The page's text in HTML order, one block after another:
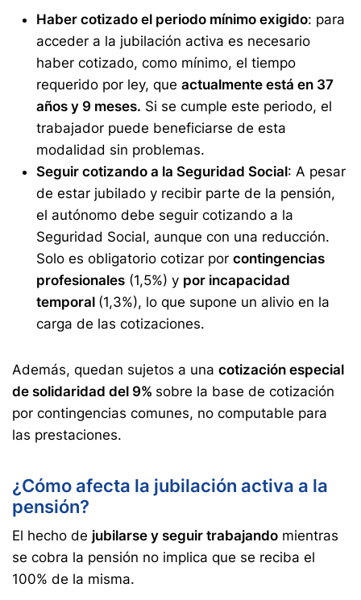
Haber cotizado el periodo mínimo exigido: para
acceder a la jubilación activa es necesario
haber cotizado, como mínimo, el tiempo
requerido por ley, que actualmente está en 37
años y 9 meses. Si se cumple este periodo, el
trabajador puede beneficiarse de esta
modalidad sin problemas.
Seguir cotizando a la Seguridad Social: A pesar
de estar jubilado y recibir parte de la pensión,
el autónomo debe seguir cotizando a la
Seguridad Social, aunque con una reducción.
Solo es obligatorio cotizar por contingencias
profesionales (1,5%) y por incapacidad
temporal (1,3%), lo que supone un alivio en la
carga de las cotizaciones.
Además, quedan sujetos a una cotización especial
de solidaridad del 9% sobre la base de cotización
por contingencias comunes, no computable para
las prestaciones.
¿Cómo afecta la jubilación activa a la
pensión?
El hecho de jubilarse y seguir trabajando mientras
se cobra la pensión no implica que se reciba el
100% de la misma.